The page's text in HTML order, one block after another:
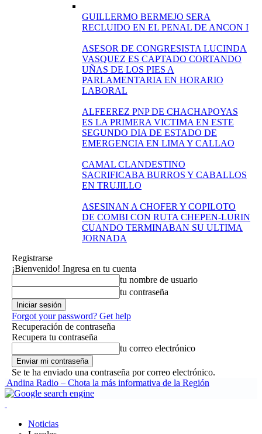
GUILLERMO BERMEJO SERA
RECLUIDO EN EL PENAL DE ANCON I
ASESOR DE CONGRESISTA LUCINDA
VASQUEZ ES CAPTADO CORTANDO
UÑAS DE LOS PIES A
PARLAMENTARIA EN HORARIO
LABORAL
ALFEEREZ PNP DE CHACHAPOYAS
ES LA PRIMERA VICTIMA EN ESTE
SEGUNDO DIA DE ESTADO DE
EMERGENCIA EN LIMA Y CALLAO
CAMAL CLANDESTINO
SACRIFICABA BURROS Y CABALLOS
EN TRUJILLO
ASESINAN A CHOFER Y COPILOTO
DE COMBI CON RUTA CHEPEN-LURIN
CUANDO TERMINABAN SU ULTIMA
JORNADA
Registrarse
¡Bienvenido! Ingresa en tu cuenta
tu nombre de usuario
tu contraseña
Forgot your password? Get help
Recuperación de contraseña
Recupera tu contraseña
tu correo electrónico
Se te ha enviado una contraseña por correo electrónico.
Andina Radio – Chota la más informativa de la Región
Noticias